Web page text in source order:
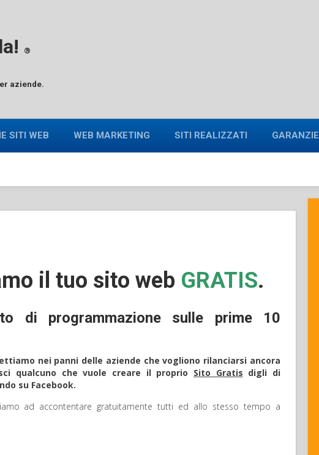
®
aziende.
SITI WEB WEB MARKETING SITI REALIZZATI GARANZIE
il tuo sito web GRATIS.
di programmazione sulle prime 10
nei panni delle aziende che vogliono rilanciarsi ancora
qualcuno che vuole creare il proprio Sito Gratis digli di
su Facebook.
ad accontentare gratuitamente tutti ed allo stesso tempo a